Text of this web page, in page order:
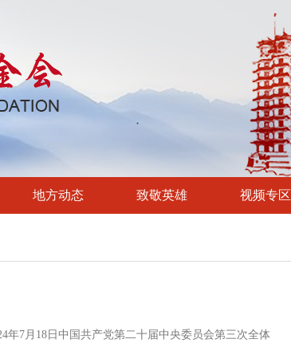
地方动态 致敬英雄 视频专区
年7月18日中国共产党第二十届中央委员会第三次全体